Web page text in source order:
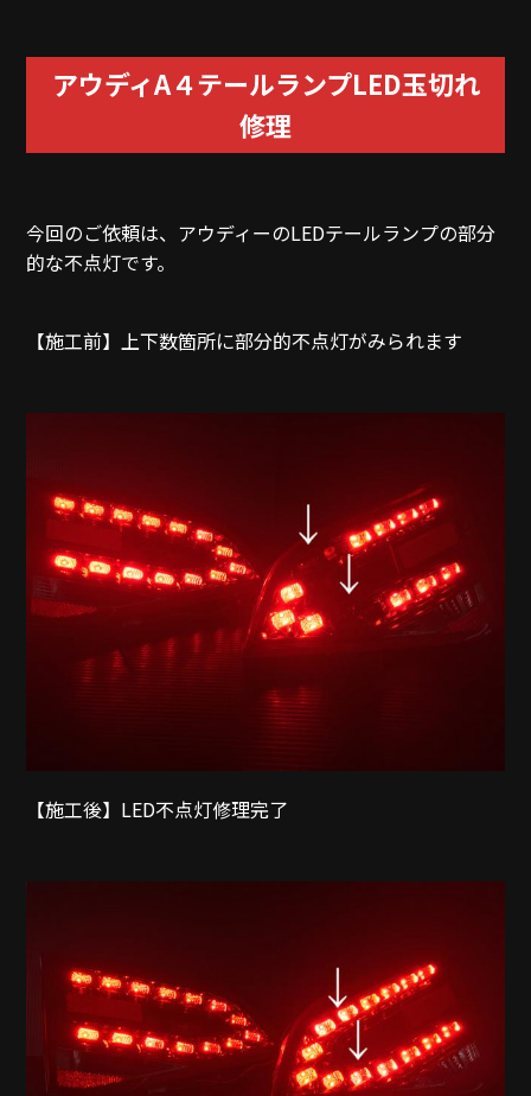
アウディA４テールランプLED玉切れ
修理
今回のご依頼は、アウディーのLEDテールランプの部分
的な不点灯です。
【施工前】上下数箇所に部分的不点灯がみられます
【施工後】LED不点灯修理完了